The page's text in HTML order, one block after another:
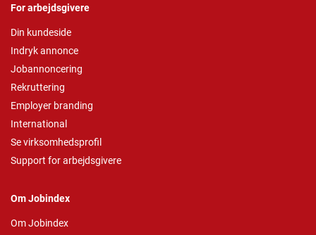
For arbejdsgivere
Din kundeside
Indryk annonce
Jobannoncering
Rekruttering
Employer branding
International
Se virksomhedsprofil
Support for arbejdsgivere
Om Jobindex
Om Jobindex